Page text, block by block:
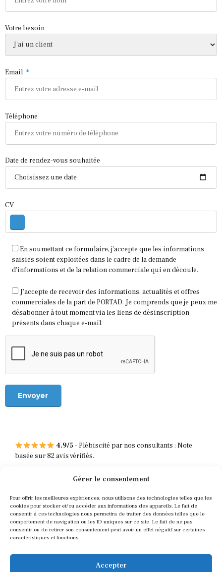
Gérer le consentement
Pour offrir les meilleures expériences, nous utilisons des technologies telles que les
cookies pour stocker et/ou accéder aux informations des appareils. Le fait de
consentir à ces technologies nous permettra de traiter des données telles que le
comportement de navigation ou les ID uniques sur ce site. Le fait de ne pas
consentir ou de retirer son consentement peut avoir un effet négatif sur certaines
caractéristiques et fonctions.
Accepter
Votre besoin
Email
Téléphone
Date de rendez-vous souhaitée
CV
En soumettant ce formulaire, j'accepte que les informations
saisies soient exploitées dans le cadre de la demande
d'informations et de la relation commerciale qui en découle.
J’accepte de recevoir des informations, actualités et offres
commerciales de la part de PORTAD. Je comprends que je peux me
désabonner à tout moment via les liens de désinscription
présents dans chaque e-mail.
4.9/5 - Plébiscité par nos consultants : Note
basée sur 82 avis vérifiés.
09 72 96 32 82
contact@portad.eu
portad.fr
Médias Sociaux